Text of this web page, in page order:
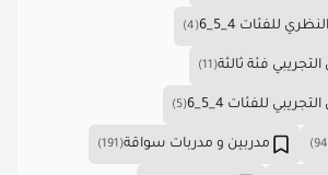
للفئات 4_5_6 (4)
فئة ثالثة(11)
للفئات 4_5_6 (5)
مدربين و مدربات سواقة(191)